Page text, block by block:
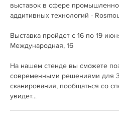
выставок в сфере
аддитивных технологий -
Выставка пройдет с 16 по 19
Международная, 16
На нашем стенде вы сможете
современными решениями для
сканирования, пообщаться со
увидет...